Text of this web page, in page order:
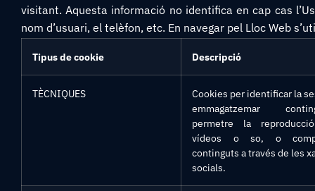
visitant. Aquesta informació no identifica en cap cas
nom d’usuari, el telèfon, etc. En navegar pel Lloc Web
Tipus de cookie Descripció
TÈCNIQUES
Cookies per identificar la
emmagatzemar
permetre la
vídeos o so, o
continguts a través de les
socials.